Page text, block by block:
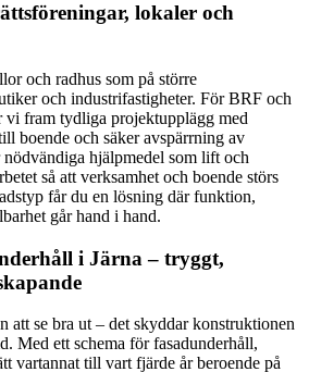
lokaler och
och radhus som på större
och industrifastigheter. För BRF och
vi fram tydliga projektupplägg med
boende och säker avspärrning av
hjälpmedel som lift och
så att verksamhet och boende störs
får du en lösning där funktion,
går hand i hand.
i Järna – tryggt,
att se bra ut – det skyddar konstruktionen
Med ett schema för fasadunderhåll,
vartannat till vart fjärde år beroende på